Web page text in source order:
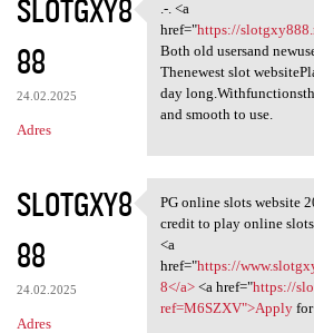
SLOTGXY8
88
24.02.2025
Adres
.-. <a href="https:/
.-. <a
href="https://
Both old usersand
Thenewest slot
day
and smooth to use.
SLOTGXY8
88
24.02.2025
Adres
PG online slots
PG online slots website
credit to play online
<a
href="https://
8</a><a href="https://
ref=M6SZXV">Applyfor